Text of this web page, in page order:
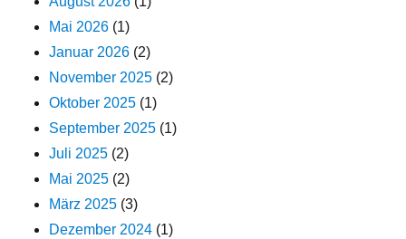
Mai 2026 (1)
Januar 2026 (2)
November 2025 (2)
Oktober 2025 (1)
September 2025 (1)
Juli 2025 (2)
Mai 2025 (2)
März 2025 (3)
Dezember 2024 (1)